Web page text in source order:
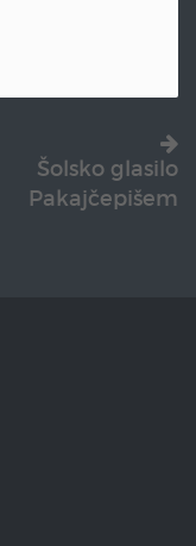
Šolsko glasilo
Pakajčepišem